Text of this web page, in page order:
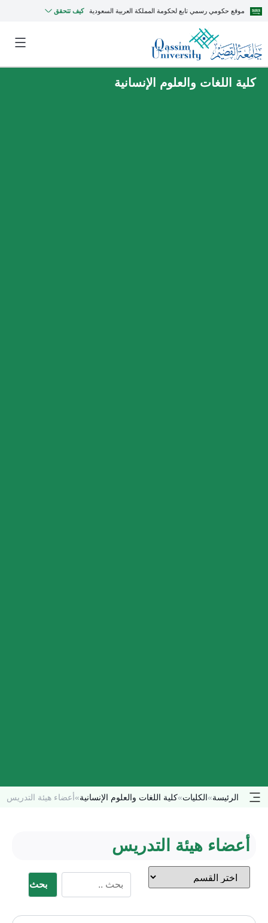
موقع حكومي رسمي تابع لحكومة المملكة العربية السعودية كيف تتحقق
كلية اللغات والعلوم الإنسانية
الرئيسة»الكليات»كلية اللغات والعلوم الإنسانية»أعضاء هيئة التدريس
أعضاء هيئة التدريس
بحث